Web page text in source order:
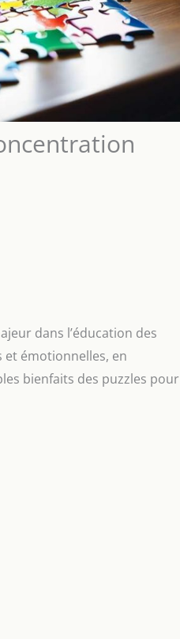
dans l’éducation des
et émotionnelles, en
bienfaits des puzzles pour